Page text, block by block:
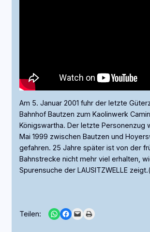
Am 5. Januar 2001 fuhr der letzte
Bahnhof Bautzen zum Kaolinwerk
Königswartha. Der letzte Personenzug
Mai 1999 zwischen Bautzen und
gefahren. 25 Jahre später ist von der
Bahnstrecke nicht mehr viel erhalten,
Spurensuche der LAUSITZWELLE
Teilen: Share on WhatsApp
Share on Facebook
Email this PagePrint this Page